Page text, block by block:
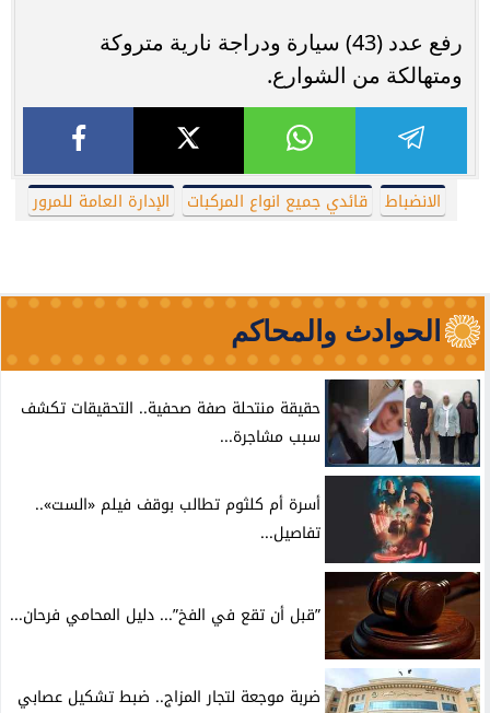
رفع عدد (43) سيارة ودراجة نارية متروكة
ومتهالكة من الشوارع.
الانضباط قائدي جميع انواع المركبات الإدارة العامة للمرور
الحوادث والمحاكم
حقيقة منتحلة صفة صحفية.. التحقيقات تكشف
سبب مشاجرة...
أسرة أم كلثوم تطالب بوقف فيلم «الست»..
تفاصيل...
”قبل أن تقع في الفخ”... دليل المحامي فرحان...
ضربة موجعة لتجار المزاج.. ضبط تشكيل عصابي